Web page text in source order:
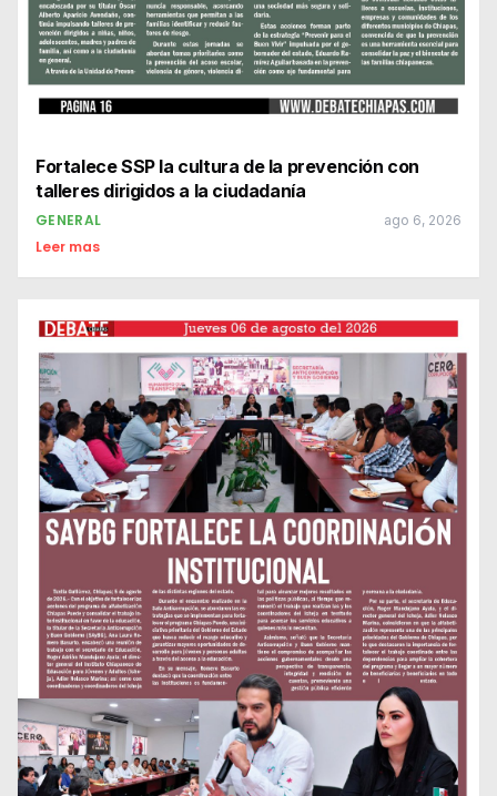
Fortalece SSP la cultura de la prevención con
talleres dirigidos a la ciudadanía
GENERAL ago 6, 2026
Leer mas